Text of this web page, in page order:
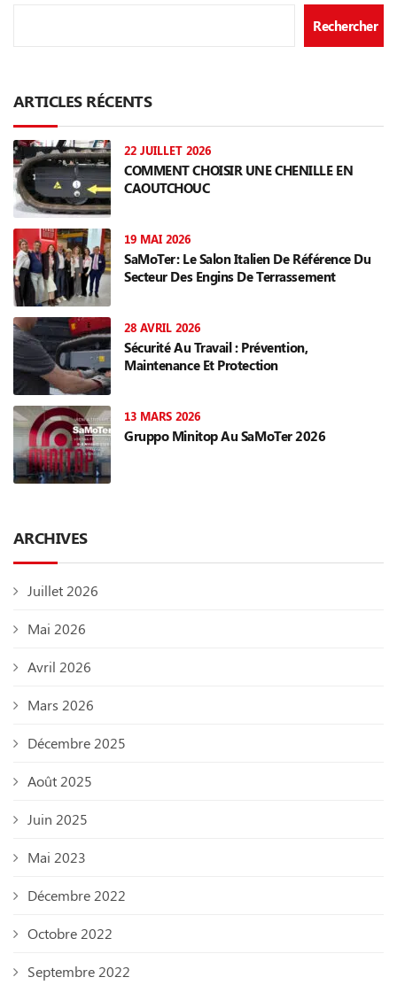
Rechercher
ARTICLES RÉCENTS
22 JUILLET 2026
COMMENT CHOISIR UNE CHENILLE EN
CAOUTCHOUC
19 MAI 2026
SaMoTer: Le Salon Italien De Référence Du
Secteur Des Engins De Terrassement
28 AVRIL 2026
Sécurité Au Travail : Prévention,
Maintenance Et Protection
13 MARS 2026
Gruppo Minitop Au SaMoTer 2026
ARCHIVES
Juillet 2026
Mai 2026
Avril 2026
Mars 2026
Décembre 2025
Août 2025
Juin 2025
Mai 2023
Décembre 2022
Octobre 2022
Septembre 2022